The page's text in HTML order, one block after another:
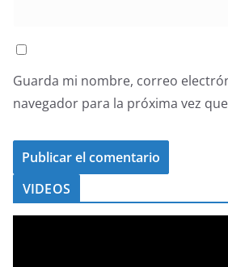
Guarda mi nombre, correo
navegador para la próxima vez
VIDEOS